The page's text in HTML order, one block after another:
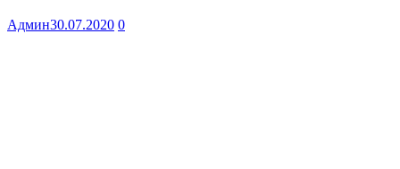
Админ30.07.2020 0